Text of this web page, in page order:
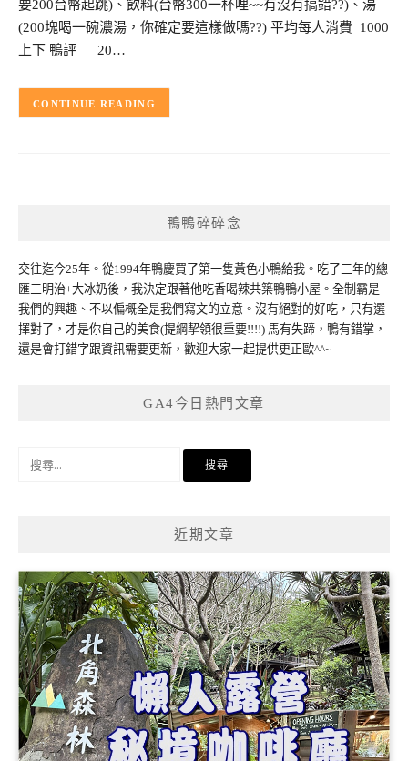
要200台幣起跳)、飲料(台幣300一杯哩~~有沒有搞錯??)、湯
(200塊喝一碗濃湯，你確定要這樣做嗎??) 平均每人消費 1000
上下 鴨評 20…
CONTINUE READING
鴨鴨碎碎念
交往迄今25年。從1994年鴨慶買了第一隻黃色小鴨給我。吃了三年的總
匯三明治+大冰奶後，我決定跟著他吃香喝辣共築鴨鴨小屋。全制霸是
我們的興趣、不以偏概全是我們寫文的立意。沒有絕對的好吃，只有選
擇對了，才是你自己的美食(提綱挈領很重要!!!!) 馬有失蹄，鴨有錯掌，
還是會打錯字跟資訊需要更新，歡迎大家一起提供更正歐^^~
GA4今日熱門文章
近期文章